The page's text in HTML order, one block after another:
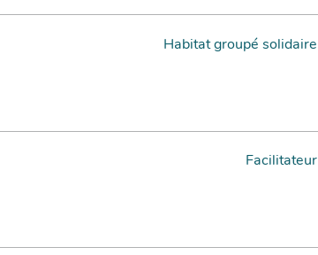
Habitat groupé solidaire
Facilitateur